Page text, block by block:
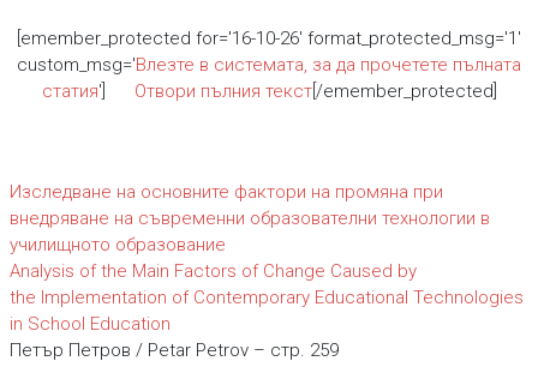
[emember_protected for='16-10-26' format_protected_msg='1'
custom_msg='Влезте в системата, за да прочетете пълната
статия'] Отвори пълния текст[/emember_protected]
Изследване на основните фактори на промяна при
внедряване на съвременни образователни технологии в
училищното образование
Analysis of the Main Factors of Change Caused by
the Implementation of Contemporary Educational Technologies
in School Education
Петър Петров / Petar Petrov – стр. 259